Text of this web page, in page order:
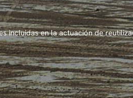
incluidas en la actuación de